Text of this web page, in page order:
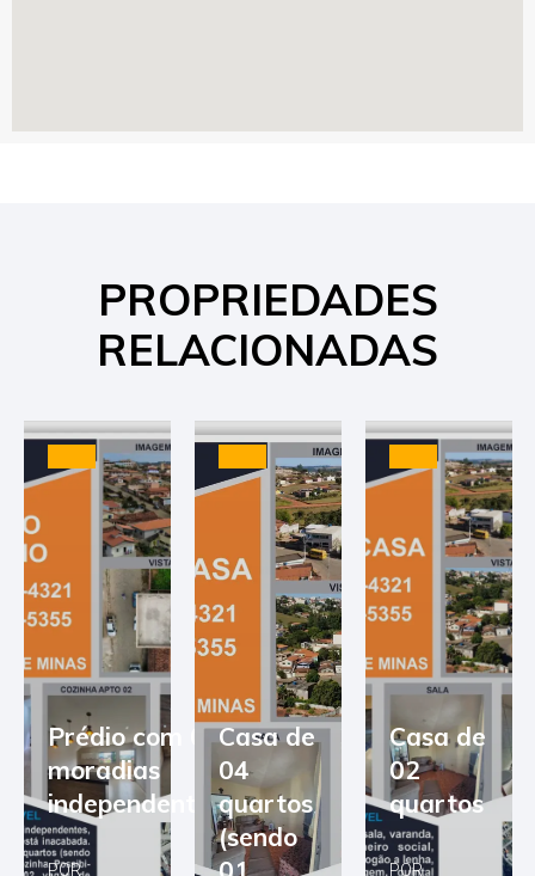
PROPRIEDADES
RELACIONADAS
Prédio com 03
moradias
independentes
POR
Casa de
04
quartos
(sendo
Casa de
02
quartos
POR